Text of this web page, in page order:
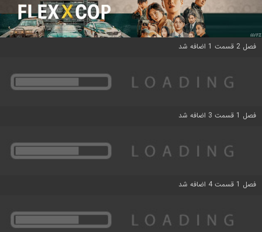
فصل 2 قسمت 1 اضافه شد
فصل 1 قسمت 3 اضافه شد
فصل 1 قسمت 4 اضافه شد